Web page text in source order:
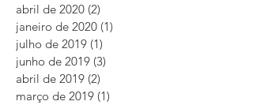
abril de 2020 (2)
janeiro de 2020 (1)
julho de 2019 (1)
junho de 2019 (3)
abril de 2019 (2)
março de 2019 (1)